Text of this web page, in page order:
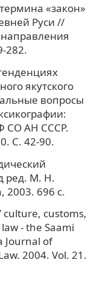
«закон»
Руси //
282.
якутского
вопросы
СО АН СССР.
С. 42-90.
ред. М. Н.
696 с.
culture, customs,
- the Saami
Journal of
2004. Vol. 21.